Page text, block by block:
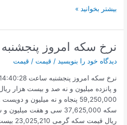
قیمت
امروز
2021/08/12
ساعت
16:43
بیشتر بخوانید »
نرخ سکه امروز پنجشنبه
دیدگاه‌ خود را بنویسید / قیمت / قیمت
و پانزده میلیون و نه صد و بیست هزار
59,250,000 پنجاه و نه میلیون و
سکه 37,625,000 سی و هفت
ریال قیمت سکه گرمی 23,025,210 بیست